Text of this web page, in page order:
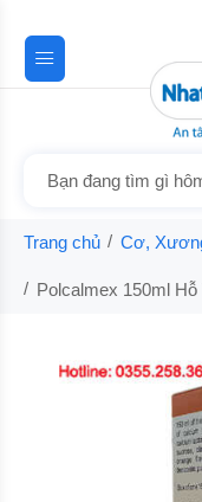
Trang chủ Cơ,
Polcalmex 150ml